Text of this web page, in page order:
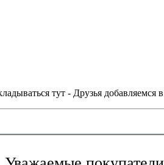
тут - Друзья добавляемся